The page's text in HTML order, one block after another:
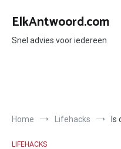
naar
inhoud
ElkAntwoord.com
Snel advies voor iedereen
Home Lifehacks Is
LIFEHACKS